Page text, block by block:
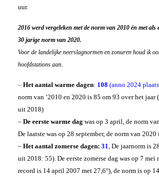
Weeroverzicht 2024
Weeroverzicht 2022
Weeroverzicht 2021
Archief Jaren
Weersverwachting
ADS Dagen
Dagrecords
Windchill berekenen
Bijzonder
Hitte Moskou 2010
Hitte Finland 2025
Koude Maart 2013
Franks weer
Haarlems gegevens
Foto’s
Nine Star Ki
Basis van Nine Star Ki
Your 3 stars
Magic Square
RIP
Aad
Hans Baars
Geert Jan van Oldenborgh
Hans de Jong
Jan Buisman
uur.
2016 werd vergeleken met de norm van 2010 én met als
30 jarige norm van 2020.
Voor de landelijke neerslagnormen en zonuren houd ik
hoofdstations aan.
– Het aantal warme dagen: 108 (anno 2024
norm van ‘2010 en 2020 is 85 om 93 over het jaar
uit 2018)
– De eerste warme dag was op 3 april, de norm
De laatste was op 28 september, de norm van
– Het aantal zomerse dagen: 31, De jaarnorm is
uit 2018: 55). De eerste zomerse dag was op 7 mei
record is 14 april 2007 met 27,6°), de norm is op